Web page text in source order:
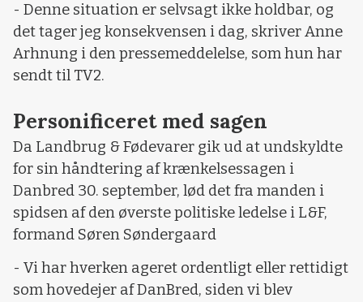
- Denne situation er selvsagt ikke holdbar, og
det tager jeg konsekvensen i dag, skriver Anne
Arhnung i den pressemeddelelse, som hun har
sendt til TV2.
Personificeret med sagen
Da Landbrug & Fødevarer gik ud at undskyldte
for sin håndtering af krænkelsessagen i
Danbred 30. september, lød det fra manden i
spidsen af den øverste politiske ledelse i L&F,
formand Søren Søndergaard
- Vi har hverken ageret ordentligt eller rettidigt
som hovedejer af DanBred, siden vi blev